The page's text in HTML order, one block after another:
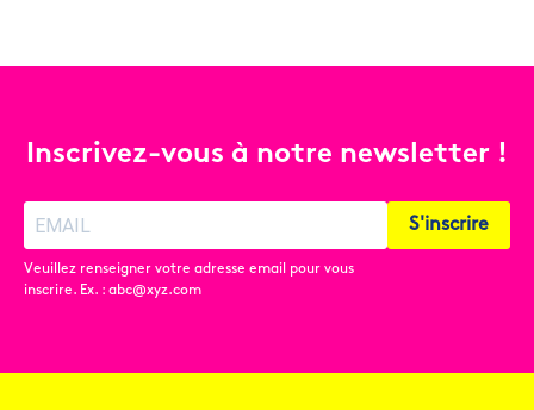
Inscrivez-vous à notre newsletter !
Veuillez renseigner votre adresse email pour vous
inscrire. Ex. : abc@xyz.com
S'inscrire